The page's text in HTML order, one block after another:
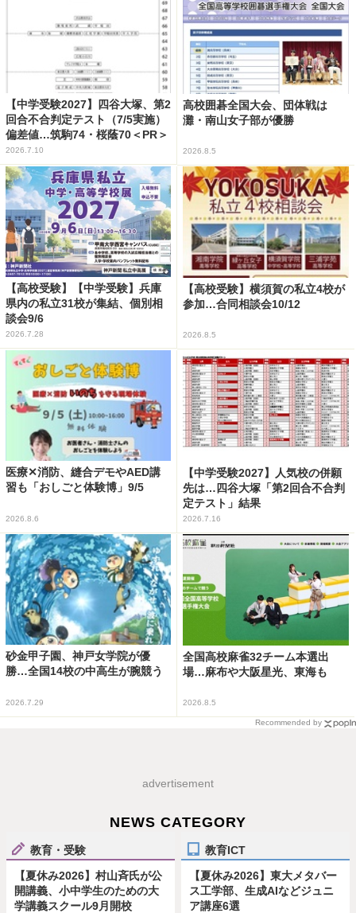
【中学受験2027】四谷大塚、第2
回合不合判定テスト（7/5実施）
偏差値…筑駒74・桜蔭70＜PR＞
2026.7.10
高校囲碁全国大会、団体戦は
灘・南山女子部が優勝
2026.8.5
【高校受験】【中学受験】兵庫
県内の私立31校が集結、個別相
談会9/6
2026.7.28
【高校受験】横須賀の私立4校が
参加…合同相談会10/12
2026.8.5
医療✕消防、縫合デモやAED講
習も「おしごと体験博」9/5
2026.8.6
【中学受験2027】人気校の併願
先は…四谷大塚「第2回合不合判
定テスト」結果
2026.7.16
砂金甲子園、神戸女学院が優
勝…全国14校の中高生が腕競う
2026.7.29
全国高校麻雀32チーム本選出
場…麻布や大阪星光、東海も
2026.8.5
Recommended by
advertisement
NEWS CATEGORY
教育・受験
【夏休み2026】村山斉氏が公
開講義、小中学生のための大
学講義スクール9月開校
教育ICT
【夏休み2026】東大メタバー
ス工学部、生成AIなどジュニ
ア講座6選